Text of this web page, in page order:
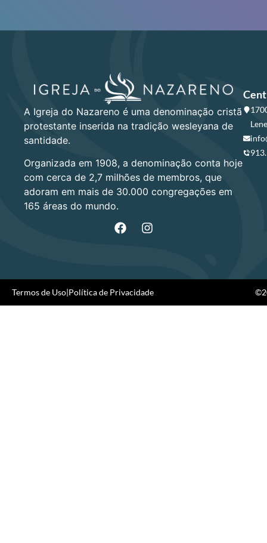
A Igreja do Nazareno é uma denominação cristã
protestante inserida na tradição wesleyana de
santidade.
Organizada em 1908, a denominação conta hoje
com cerca de 2,7 milhões de membros, que
adoram em mais de 30.000 congregações em
165 áreas do mundo.
Termos de Uso|Política de Privacidade